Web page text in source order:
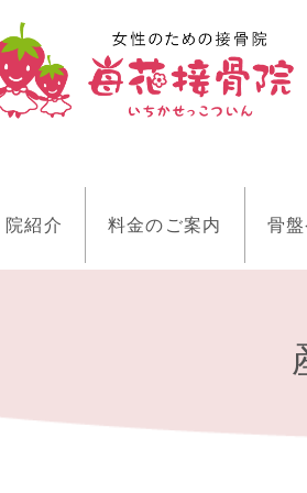
院紹介 料金のご案内 骨